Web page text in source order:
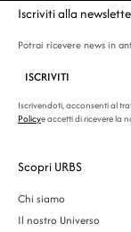
Iscriviti alla
Potrai ricevere news in
ISCRIVITI
Iscrivendoti, acconsenti al
Policye accetti di ricevere la
Scopri URBS
Chi siamo
Il nostro Universo